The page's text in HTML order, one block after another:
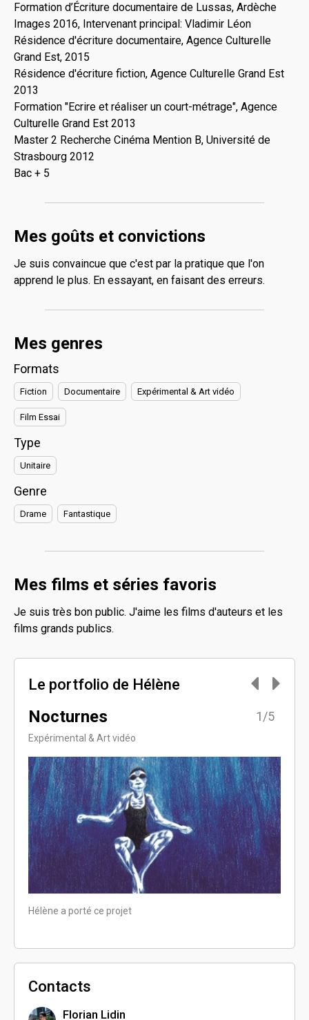
Formation d’Écriture documentaire de Lussas, Ardèche
Images 2016, Intervenant principal: Vladimir Léon
Résidence d'écriture documentaire, Agence Culturelle
Grand Est, 2015
Résidence d'écriture fiction, Agence Culturelle Grand Est
2013
Formation "Ecrire et réaliser un court-métrage", Agence
Culturelle Grand Est 2013
Master 2 Recherche Cinéma Mention B, Université de
Strasbourg 2012
Bac + 5
Mes goûts et convictions
Je suis convaincue que c'est par la pratique que l'on
apprend le plus. En essayant, en faisant des erreurs.
Mes genres
Formats
Fiction Documentaire Expérimental & Art vidéo
Film Essai
Type
Unitaire
Genre
Drame Fantastique
Mes films et séries favoris
Je suis très bon public. J'aime les films d'auteurs et les
films grands publics.
Le portfolio de Hélène
Nocturnes
Expérimental & Art vidéo
1/5
Hélène a porté ce projet
Contacts
Florian Lidin